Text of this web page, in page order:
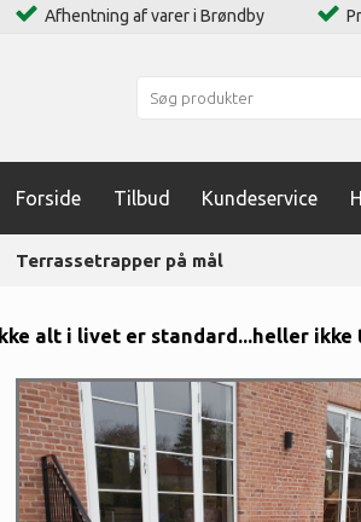
Afhentning af varer i Brøndby
Forside Tilbud Kundeservice
Terrassetrapper på mål
Ikke alt i livet er standard...heller